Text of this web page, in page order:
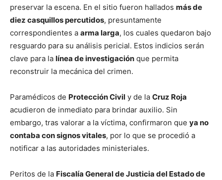
preservar la escena. En el sitio fueron hallados más de
diez casquillos percutidos, presuntamente
correspondientes a arma larga, los cuales quedaron bajo
resguardo para su análisis pericial. Estos indicios serán
clave para la línea de investigación que permita
reconstruir la mecánica del crimen.
Paramédicos de Protección Civil y de la Cruz Roja
acudieron de inmediato para brindar auxilio. Sin
embargo, tras valorar a la víctima, confirmaron que ya no
contaba con signos vitales, por lo que se procedió a
notificar a las autoridades ministeriales.
Peritos de la Fiscalía General de Justicia del Estado de